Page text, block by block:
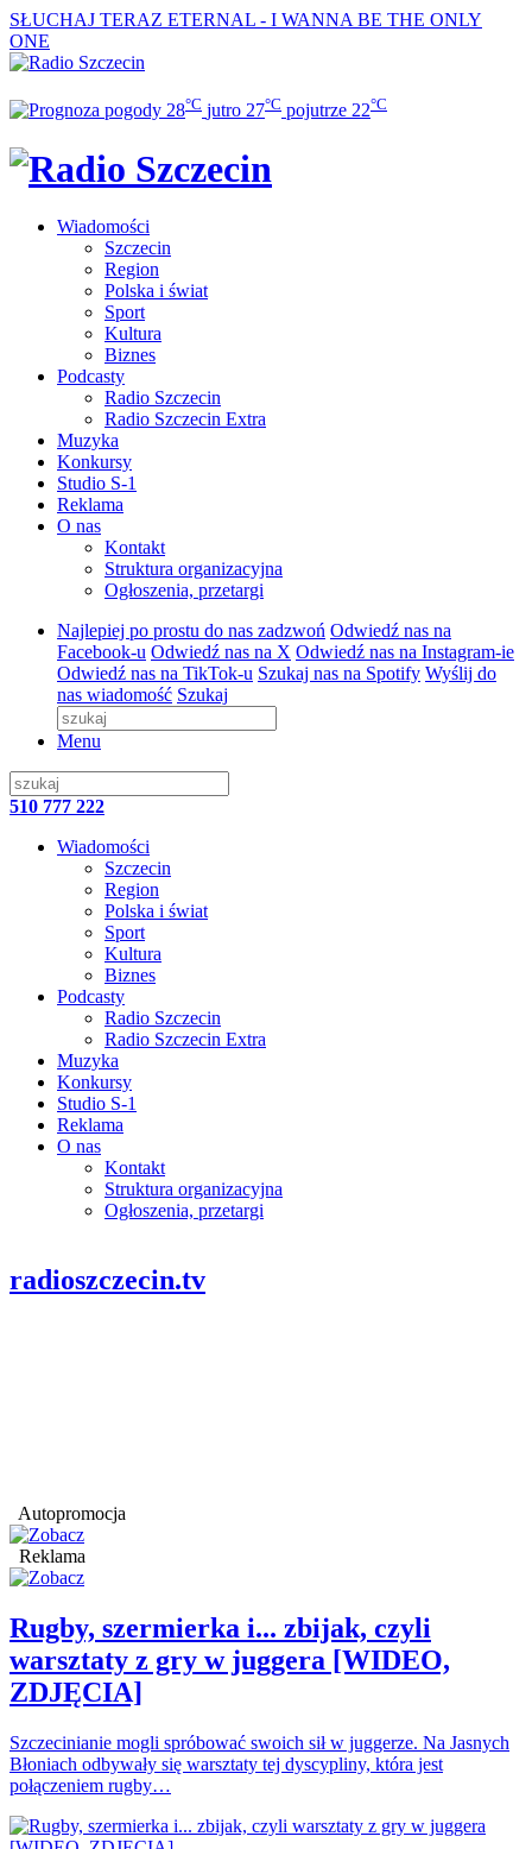
SŁUCHAJ TERAZ ETERNAL - I WANNA BE THE ONLY
ONE
28°C jutro 27°C pojutrze 22°C
Wiadomości
Szczecin
Region
Polska i świat
Sport
Kultura
Biznes
Podcasty
Radio Szczecin
Radio Szczecin Extra
Muzyka
Konkursy
Studio S-1
Reklama
O nas
Kontakt
Struktura organizacyjna
Ogłoszenia, przetargi
Najlepiej po prostu do nas zadzwoń Odwiedź nas na
Facebook-u Odwiedź nas na X Odwiedź nas na Instagram-ie
Odwiedź nas na TikTok-u Szukaj nas na Spotify Wyślij do
nas wiadomość Szukaj
Menu
510 777 222
Wiadomości
Szczecin
Region
Polska i świat
Sport
Kultura
Biznes
Podcasty
Radio Szczecin
Radio Szczecin Extra
Muzyka
Konkursy
Studio S-1
Reklama
O nas
Kontakt
Struktura organizacyjna
Ogłoszenia, przetargi
radioszczecin.tv
Autopromocja
Reklama
Rugby, szermierka i... zbijak, czyli
warsztaty z gry w juggera [WIDEO,
ZDJĘCIA]
Szczecinianie mogli spróbować swoich sił w juggerze. Na Jasnych
Błoniach odbywały się warsztaty tej dyscypliny, która jest
połączeniem rugby…